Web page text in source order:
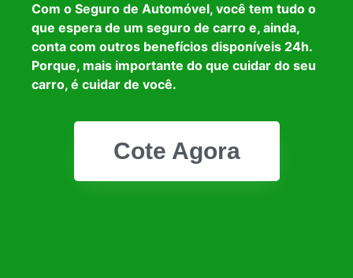
Com o Seguro de Automóvel, você tem tudo o
que espera de um seguro de carro e, ainda,
conta com outros benefícios disponíveis 24h.
Porque, mais importante do que cuidar do seu
carro, é cuidar de você.
Cote Agora